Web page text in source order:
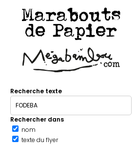
Marabouts
de Papier
Recherche texte
Rechercher dans
nom
texte du flyer